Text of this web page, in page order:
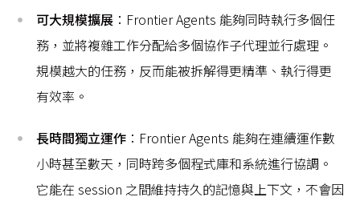
可大規模擴展 ：Frontier Agents 能夠同時執行多個任
務，並將複雜工作分配給多個協作子代理並行處理。
規模越大的任務，反而能被拆解得更精準、執行得更
有效率。
長時間獨立運作 ：Frontier Agents 能夠在連續運作數
小時甚至數天，同時跨多個程式庫和系統進行協調。
它能在 session 之間維持持久的記憶與上下文，不會因